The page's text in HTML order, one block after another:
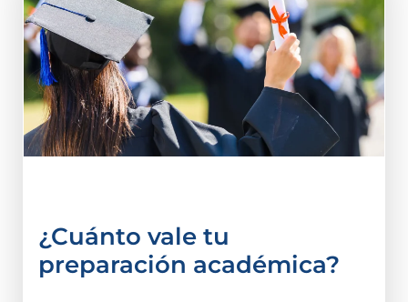
¿Cuánto vale tu
preparación académica?